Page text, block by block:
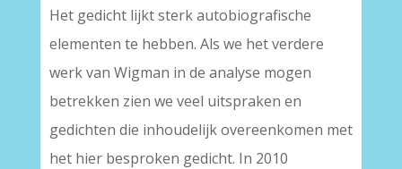
Het gedicht lijkt sterk autobiografische
elementen te hebben. Als we het verdere
werk van Wigman in de analyse mogen
betrekken zien we veel uitspraken en
gedichten die inhoudelijk overeenkomen met
het hier besproken gedicht. In 2010